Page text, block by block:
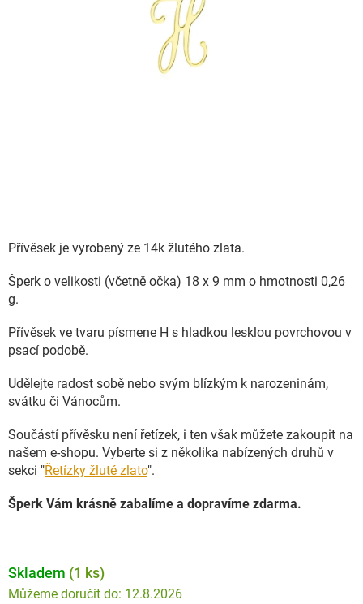
Přívěsek je vyrobený ze 14k žlutého zlata.
Šperk o velikosti (včetně očka) 18 x 9 mm o hmotnosti 0,26
g.
Přívěsek ve tvaru písmene H s hladkou lesklou povrchovou v
psací podobě.
Udělejte radost sobě nebo svým blízkým k narozeninám,
svátku či Vánocům.
Součástí přívěsku není řetízek, i ten však můžete zakoupit na
našem e-shopu. Vyberte si z několika nabízených druhů v
sekci "Řetízky žluté zlato".
Šperk Vám krásně zabalíme a dopravíme zdarma.
Skladem (1 ks)
12.8.2026